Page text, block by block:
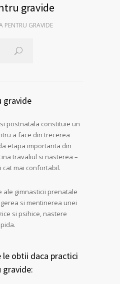
gravide
PENTRU GRAVIDE
gravide
postnatala constituie un
a face din trecerea
etapa importanta din
travaliul si nasterea –
cat mai confortabil.
ale gimnasticii prenatale
si mentinerea unei
si psihice, nastere
le obtii daca practici